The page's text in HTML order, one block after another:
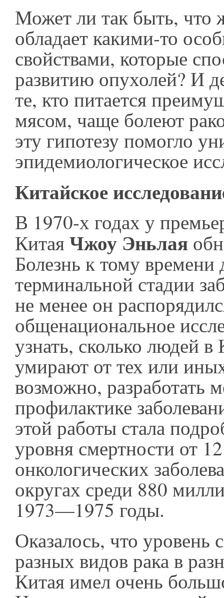
Может ли так быть, что
обладает какими-то
свойствами, которые
развитию опухолей? И
те, кто питается
мясом, чаще болеют
эту гипотезу помогло
эпидемиологическое
Китайское
В 1970-х годах у
КитаяЧжоу Эньлая
Болезнь к тому времени
терминальной стадии
не менее он
общенациональное
узнать, сколько людей в
умирают от тех или
возможно, разработать
профилактике
этой работы стала
уровня смертности от
онкологических
округах среди 880
1973—1975 годы.
Оказалось, что уровень
разных видов рака в
Китая имел очень